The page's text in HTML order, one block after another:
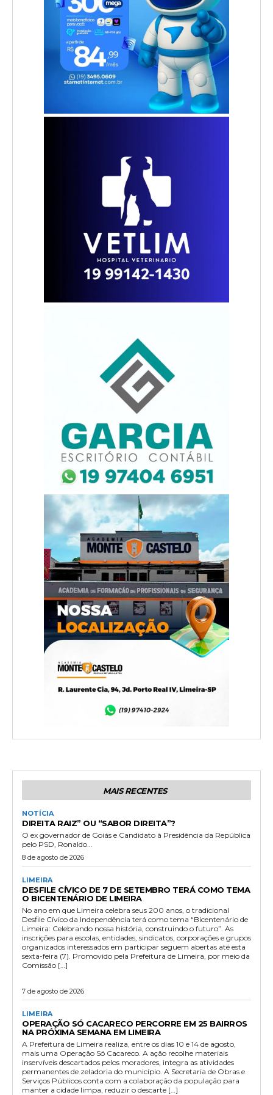
MAIS RECENTES
NOTÍCIA
DIREITA RAIZ” OU “SABOR DIREITA”?
O ex governador de Goiás e Candidato à Presidência da República
pelo PSD, Ronaldo...
8 de agosto de 2026
LIMEIRA
DESFILE CÍVICO DE 7 DE SETEMBRO TERÁ COMO TEMA
O BICENTENÁRIO DE LIMEIRA
No ano em que Limeira celebra seus 200 anos, o tradicional
Desfile Cívico da Independência terá como tema “Bicentenário de
Limeira: Celebrando nossa história, construindo o futuro”. As
inscrições para escolas, entidades, sindicatos, corporações e grupos
organizados interessados em participar seguem abertas até esta
sexta-feira (7). Promovido pela Prefeitura de Limeira, por meio da
Comissão […]
7 de agosto de 2026
LIMEIRA
OPERAÇÃO SÓ CACARECO PERCORRE EM 25 BAIRROS
NA PRÓXIMA SEMANA EM LIMEIRA
A Prefeitura de Limeira realiza, entre os dias 10 e 14 de agosto,
mais uma Operação Só Cacareco. A ação recolhe materiais
inservíveis descartados pelos moradores, integra as atividades
permanentes de zeladoria do município. A Secretaria de Obras e
Serviços Públicos conta com a colaboração da população para
manter a cidade limpa, reduzir o descarte […]